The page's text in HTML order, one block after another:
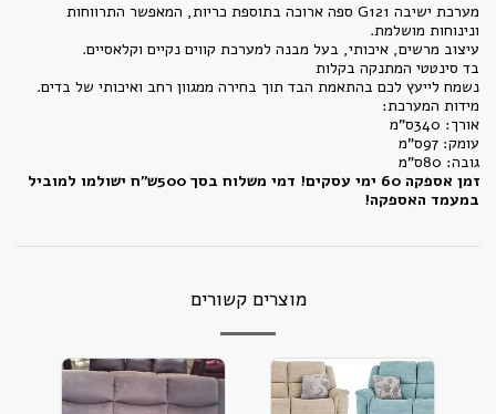
מערכת ישיבה G121 ספה ארוכה בתוספת כריות, המאפשר התרווחות
ונינוחות מושלמת.
עיצוב מרשים, איכותי, בעל מבנה למערכת קווים נקיים וקלאסיים.
בד סינטטי המתנקה בקלות
נשמח לייעץ לכם בהתאמת הבד תוך בחירה ממגוון רחב ואיכותי של בדים.
מידות המערכת:
אורך: 340ס"מ
עומק: 97ס"מ
גובה: 80ס"מ
זמן אספקה 60 ימי עסקים! דמי משלוח בסך 500ש"ח ישולמו למוביל
במעמד האספקה!
מוצרים קשורים